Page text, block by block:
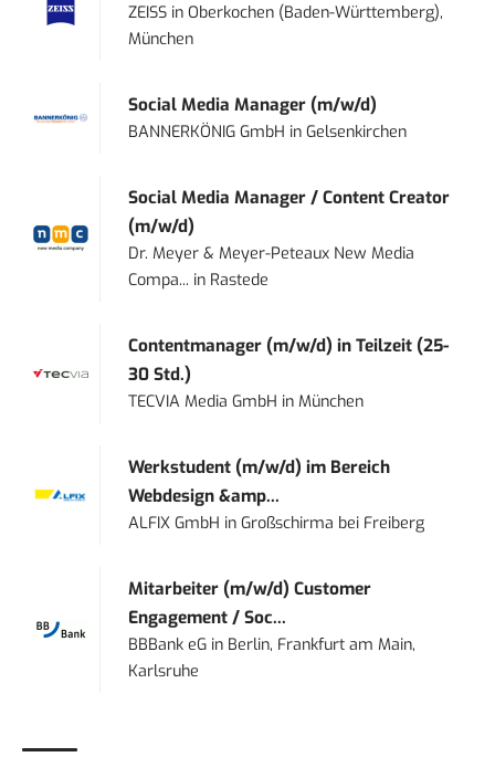
ZEISS inOberkochen (Baden-Württemberg),
München
Social Media Manager (m/w/d)
BANNERKÖNIG GmbH inGelsenkirchen
Social Media Manager / Content Creator
(m/w/d)
Dr. Meyer & Meyer-Peteaux New Media
Compa... in Rastede
Contentmanager (m/w/d) in Teilzeit (25-
30 Std.)
TECVIA Media GmbH inMünchen
Werkstudent (m/w/d) im Bereich
Webdesign &amp...
ALFIX GmbH inGroßschirma bei Freiberg
Mitarbeiter (m/w/d) Customer
Engagement / Soc...
BBBank eG in Berlin, Frankfurt am Main,
Karlsruhe